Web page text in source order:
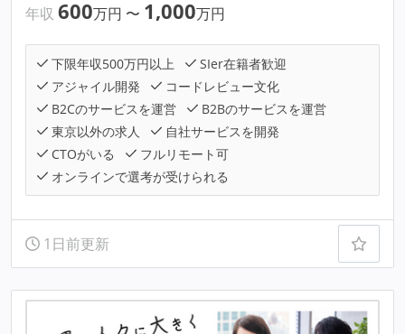
年収 600万円 〜 1,000万円
下限年収500万円以上
SIer在籍者歓迎
アジャイル開発
コードレビュー文化
B2Cのサービスを運営
B2Bのサービスを運営
東京以外の求人
自社サービスを開発
CTOがいる
フルリモート可
オンラインで選考が受けられる
1日前更新